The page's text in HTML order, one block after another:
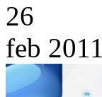
26
feb 2011